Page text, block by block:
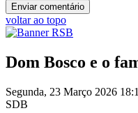
voltar ao topo
Dom Bosco e o
Segunda, 23 Março 2026
SDB